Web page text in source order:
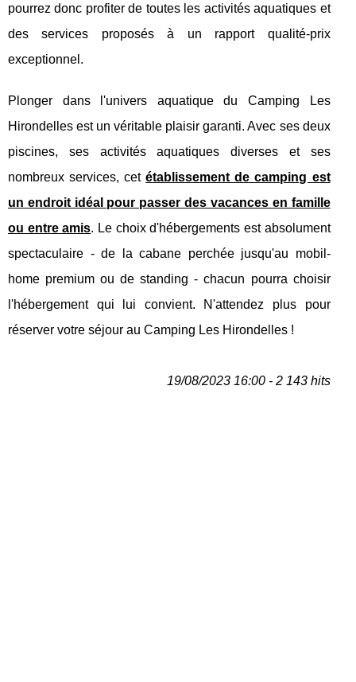
pourrez donc profiter de toutes les activités aquatiques et
des services proposés à un rapport qualité-prix
exceptionnel.
Plonger dans l'univers aquatique du Camping Les
Hirondelles est un véritable plaisir garanti. Avec ses deux
piscines, ses activités aquatiques diverses et ses
nombreux services, cetétablissement de camping est
un endroit idéal pour passer des vacances en famille
ou entre amis. Le choix d'hébergements est absolument
spectaculaire - de la cabane perchée jusqu'au mobil-
home premium ou de standing - chacun pourra choisir
l'hébergement qui lui convient. N'attendez plus pour
réserver votre séjour au Camping Les Hirondelles !
19/08/2023 16:00 - 2 143 hits